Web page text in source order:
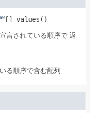
[] values ()
言されている順序で 返
る順序で含む配列